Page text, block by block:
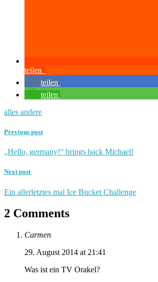
teilen
teilen
teilen
alles andere
Previous post
„Hello, germany!“ brings back Michael!
Next post
Ein allerletztes mal Ice Bucket Challenge
2 Comments
Carmen
29. August 2014 at 21:41
Was ist ein TV Orakel?